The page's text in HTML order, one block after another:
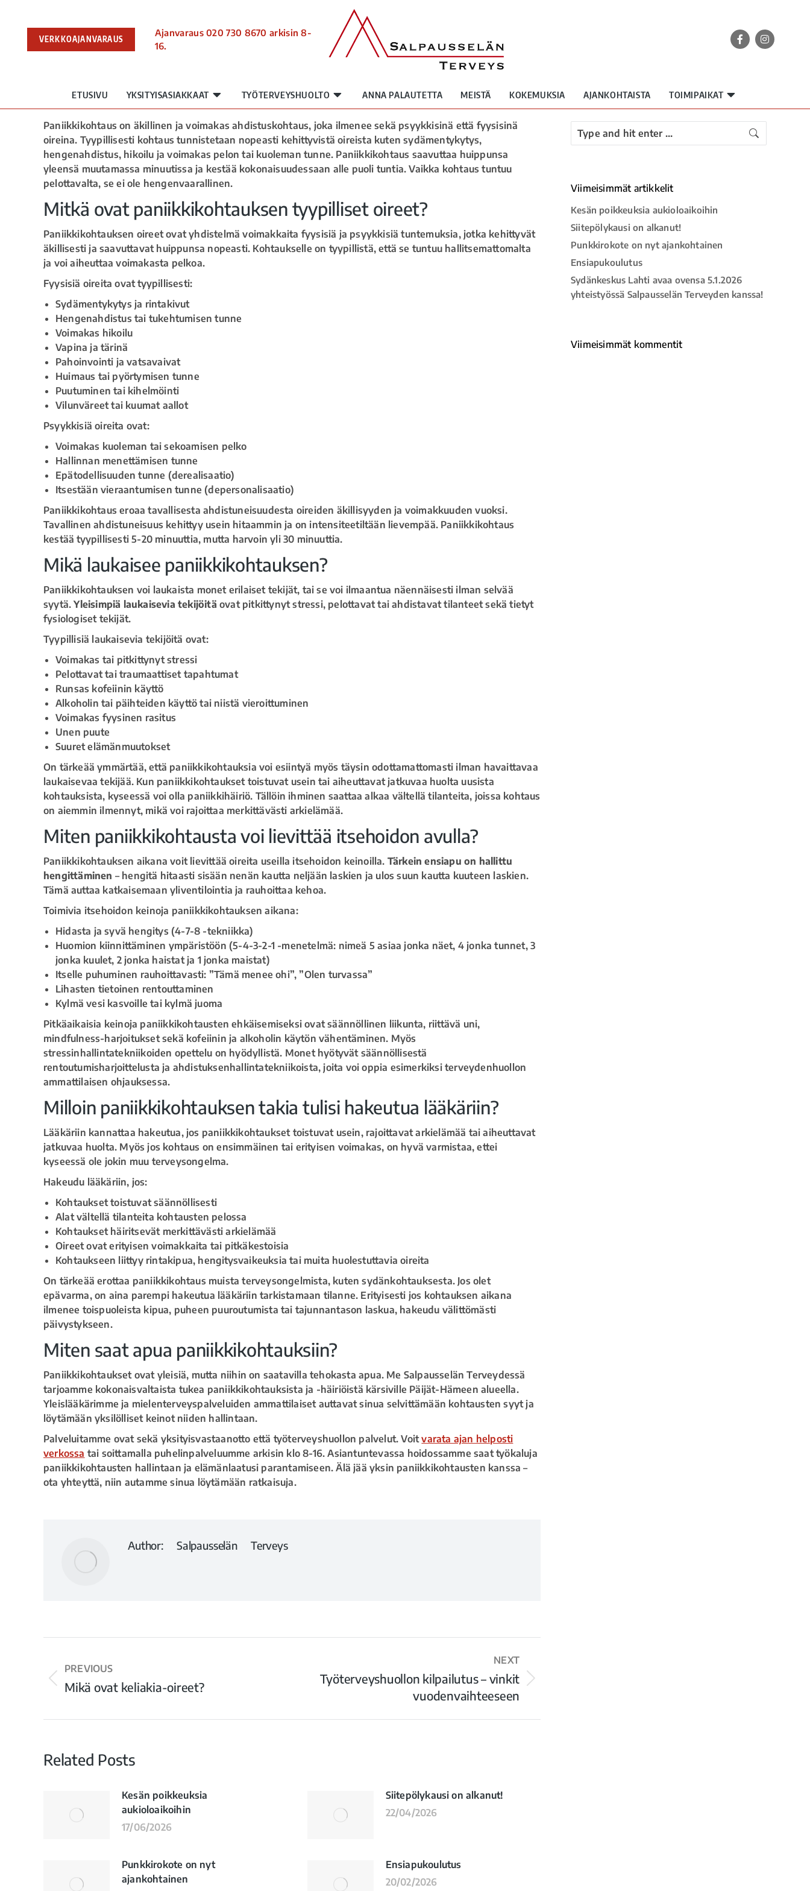
VERKKOAJANVARAUS
Ajanvaraus 020 730 8670 arkisin 8-
16.
ETUSIVU YKSITYISASIAKKAAT TYÖTERVEYSHUOLTO ANNA PALAUTETTA MEISTÄ KOKEMUKSIA AJANKOHTAISTA TOIMIPAIKAT
Paniikkikohtaus on äkillinen ja voimakas ahdistuskohtaus, joka ilmenee sekä psyykkisinä että fyysisinä
oireina. Tyypillisesti kohtaus tunnistetaan nopeasti kehittyvistä oireista kuten sydämentykytys,
hengenahdistus, hikoilu ja voimakas pelon tai kuoleman tunne. Paniikkikohtaus saavuttaa huippunsa
yleensä muutamassa minuutissa ja kestää kokonaisuudessaan alle puoli tuntia. Vaikka kohtaus tuntuu
pelottavalta, se ei ole hengenvaarallinen.
Mitkä ovat paniikkikohtauksen tyypilliset oireet?
Paniikkikohtauksen oireet ovat yhdistelmä voimakkaita fyysisiä ja psyykkisiä tuntemuksia, jotka kehittyvät
äkillisesti ja saavuttavat huippunsa nopeasti. Kohtaukselle on tyypillistä, että se tuntuu hallitsemattomalta
ja voi aiheuttaa voimakasta pelkoa.
Fyysisiä oireita ovat tyypillisesti:
Sydämentykytys ja rintakivut
Hengenahdistus tai tukehtumisen tunne
Voimakas hikoilu
Vapina ja tärinä
Pahoinvointi ja vatsavaivat
Huimaus tai pyörtymisen tunne
Puutuminen tai kihelmöinti
Vilunväreet tai kuumat aallot
Psyykkisiä oireita ovat:
Voimakas kuoleman tai sekoamisen pelko
Hallinnan menettämisen tunne
Epätodellisuuden tunne (derealisaatio)
Itsestään vieraantumisen tunne (depersonalisaatio)
Paniikkikohtaus eroaa tavallisesta ahdistuneisuudesta oireiden äkillisyyden ja voimakkuuden vuoksi.
Tavallinen ahdistuneisuus kehittyy usein hitaammin ja on intensiteetiltään lievempää. Paniikkikohtaus
kestää tyypillisesti 5-20 minuuttia, mutta harvoin yli 30 minuuttia.
Mikä laukaisee paniikkikohtauksen?
Paniikkikohtauksen voi laukaista monet erilaiset tekijät, tai se voi ilmaantua näennäisesti ilman selvää
syytä.Yleisimpiä laukaisevia tekijöitä ovat pitkittynyt stressi, pelottavat tai ahdistavat tilanteet sekä tietyt
fysiologiset tekijät.
Tyypillisiä laukaisevia tekijöitä ovat:
Voimakas tai pitkittynyt stressi
Pelottavat tai traumaattiset tapahtumat
Runsas kofeiinin käyttö
Alkoholin tai päihteiden käyttö tai niistä vieroittuminen
Voimakas fyysinen rasitus
Unen puute
Suuret elämänmuutokset
On tärkeää ymmärtää, että paniikkikohtauksia voi esiintyä myös täysin odottamattomasti ilman havaittavaa
laukaisevaa tekijää. Kun paniikkikohtaukset toistuvat usein tai aiheuttavat jatkuvaa huolta uusista
kohtauksista, kyseessä voi olla paniikkihäiriö. Tällöin ihminen saattaa alkaa vältellä tilanteita, joissa kohtaus
on aiemmin ilmennyt, mikä voi rajoittaa merkittävästi arkielämää.
Miten paniikkikohtausta voi lievittää itsehoidon avulla?
Paniikkikohtauksen aikana voit lievittää oireita useilla itsehoidon keinoilla. Tärkein ensiapu on hallittu
hengittäminen – hengitä hitaasti sisään nenän kautta neljään laskien ja ulos suun kautta kuuteen laskien.
Tämä auttaa katkaisemaan yliventilointia ja rauhoittaa kehoa.
Toimivia itsehoidon keinoja paniikkikohtauksen aikana:
Hidasta ja syvä hengitys (4-7-8 -tekniikka)
Huomion kiinnittäminen ympäristöön (5-4-3-2-1 -menetelmä: nimeä 5 asiaa jonka näet, 4 jonka tunnet, 3
jonka kuulet, 2 jonka haistat ja 1 jonka maistat)
Itselle puhuminen rauhoittavasti: ”Tämä menee ohi”, ”Olen turvassa”
Lihasten tietoinen rentouttaminen
Kylmä vesi kasvoille tai kylmä juoma
Pitkäaikaisia keinoja paniikkikohtausten ehkäisemiseksi ovat säännöllinen liikunta, riittävä uni,
mindfulness-harjoitukset sekä kofeiinin ja alkoholin käytön vähentäminen. Myös
stressinhallintatekniikoiden opettelu on hyödyllistä. Monet hyötyvät säännöllisestä
rentoutumisharjoittelusta ja ahdistuksenhallintatekniikoista, joita voi oppia esimerkiksi terveydenhuollon
ammattilaisen ohjauksessa.
Milloin paniikkikohtauksen takia tulisi hakeutua lääkäriin?
Lääkäriin kannattaa hakeutua, jos paniikkikohtaukset toistuvat usein, rajoittavat arkielämää tai aiheuttavat
jatkuvaa huolta. Myös jos kohtaus on ensimmäinen tai erityisen voimakas, on hyvä varmistaa, ettei
kyseessä ole jokin muu terveysongelma.
Hakeudu lääkäriin, jos:
Kohtaukset toistuvat säännöllisesti
Alat vältellä tilanteita kohtausten pelossa
Kohtaukset häiritsevät merkittävästi arkielämää
Oireet ovat erityisen voimakkaita tai pitkäkestoisia
Kohtaukseen liittyy rintakipua, hengitysvaikeuksia tai muita huolestuttavia oireita
On tärkeää erottaa paniikkikohtaus muista terveysongelmista, kuten sydänkohtauksesta. Jos olet
epävarma, on aina parempi hakeutua lääkäriin tarkistamaan tilanne. Erityisesti jos kohtauksen aikana
ilmenee toispuoleista kipua, puheen puuroutumista tai tajunnantason laskua, hakeudu välittömästi
päivystykseen.
Miten saat apua paniikkikohtauksiin?
Paniikkikohtaukset ovat yleisiä, mutta niihin on saatavilla tehokasta apua. Me Salpausselän Terveydessä
tarjoamme kokonaisvaltaista tukea paniikkikohtauksista ja -häiriöistä kärsiville Päijät-Hämeen alueella.
Yleislääkärimme ja mielenterveyspalveluiden ammattilaiset auttavat sinua selvittämään kohtausten syyt ja
löytämään yksilölliset keinot niiden hallintaan.
Palveluitamme ovat sekä yksityisvastaanotto että työterveyshuollon palvelut. Voitvarata ajan helposti
verkossa tai soittamalla puhelinpalveluumme arkisin klo 8-16. Asiantuntevassa hoidossamme saat työkaluja
paniikkikohtausten hallintaan ja elämänlaatusi parantamiseen. Älä jää yksin paniikkikohtausten kanssa –
ota yhteyttä, niin autamme sinua löytämään ratkaisuja.
Author:Salpausselän Terveys
PREVIOUS
Mikä ovat keliakia-oireet?
NEXT
Työterveyshuollon kilpailutus – vinkit
vuodenvaihteeseen
Related Posts
Kesän poikkeuksia
aukioloaikoihin
17/06/2026
Siitepölykausi on alkanut!
22/04/2026
Punkkirokote on nyt
ajankohtainen
Ensiapukoulutus
20/02/2026
Viimeisimmät artikkelit
Kesän poikkeuksia aukioloaikoihin
Siitepölykausi on alkanut!
Punkkirokote on nyt ajankohtainen
Ensiapukoulutus
Sydänkeskus Lahti avaa ovensa 5.1.2026
yhteistyössä Salpausselän Terveyden kanssa!
Viimeisimmät kommentit